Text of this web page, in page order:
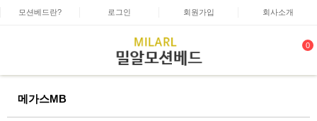
모션베드란? 로그인 회원가입 회사소개
0
메가스MB